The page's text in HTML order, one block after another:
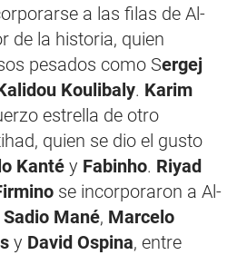
a las filas de Al-
de la historia, quien
pesados como Sergej
Koulibaly. Karim
estrella de otro
quien se dio el gusto
Kanté y Fabinho. Riyad
se incorporaron a Al-
Sadio Mané, Marcelo
y David Ospina, entre